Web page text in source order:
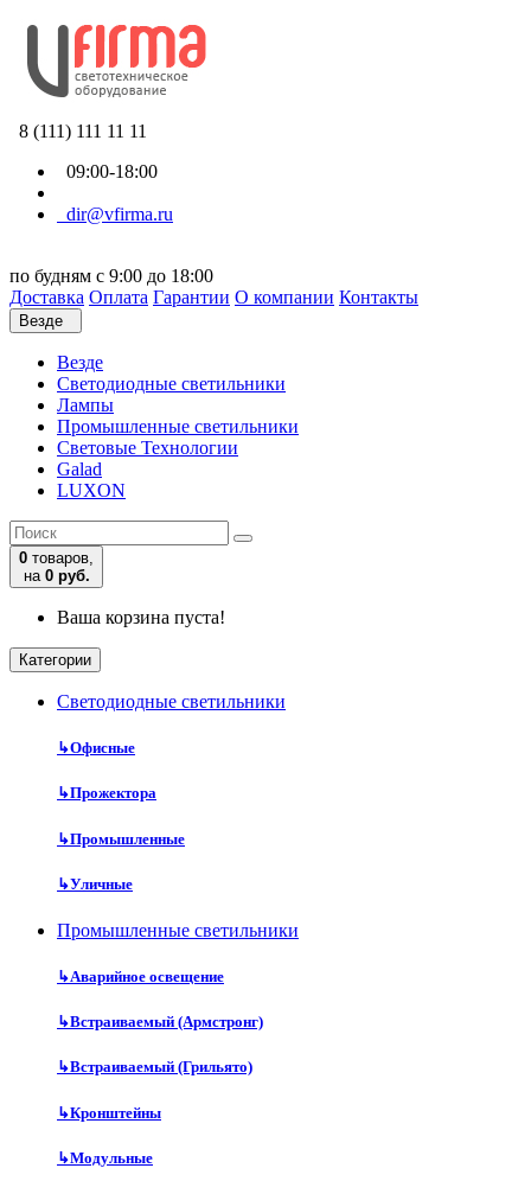
8 (111) 111 11 11
09:00-18:00
dir@vfirma.ru
по будням с 9:00 до 18:00
Доставка Оплата Гарантии О компании Контакты
Везде
Везде
Cветодиодные светильники
Лампы
Промышленные светильники
Световые Технологии
Galad
LUXON
0 товаров,
на 0 руб.
Ваша корзина пуста!
Категории
Cветодиодные светильники
↳Офисные
↳Прожектора
↳Промышленные
↳Уличные
Промышленные светильники
↳Аварийное освещение
↳Встраиваемый (Армстронг)
↳Встраиваемый (Грильято)
↳Кронштейны
↳Модульные